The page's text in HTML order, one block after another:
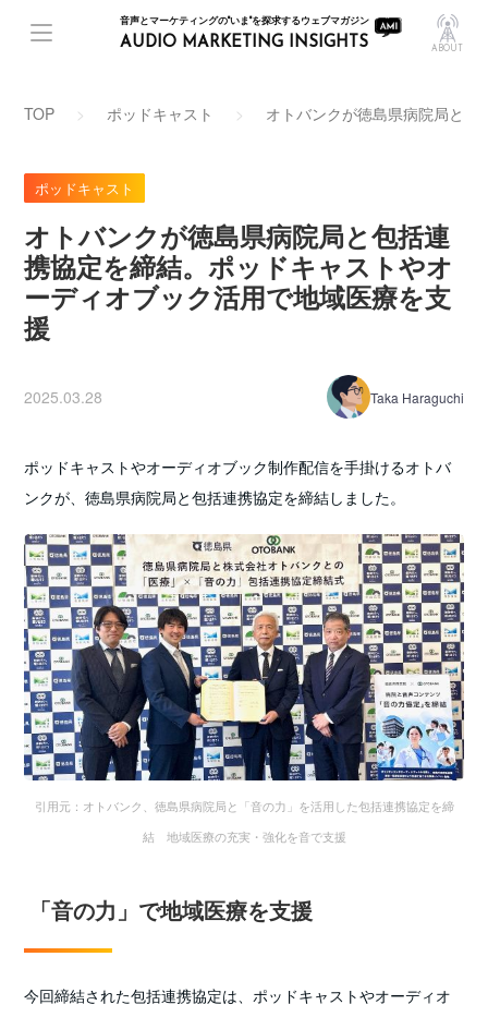
音声とマーケティングの"いま"を探求するウェブマガジン
AUDIO MARKETING INSIGHTS ABOUT
TOP ポッドキャスト オトバンクが徳島県病院局と
ポッドキャスト
オトバンクが徳島県病院局と包括連
携協定を締結。ポッドキャストやオ
ーディオブック活用で地域医療を支
援
2025.03.28 Taka Haraguchi
ポッドキャストやオーディオブック制作配信を手掛けるオトバ
ンクが、徳島県病院局と包括連携協定を締結しました。
引用元：オトバンク、徳島県病院局と「音の力」を活用した包括連携協定を締
結 地域医療の充実・強化を音で支援
「音の力」で地域医療を支援
今回締結された包括連携協定は、ポッドキャストやオーディオ